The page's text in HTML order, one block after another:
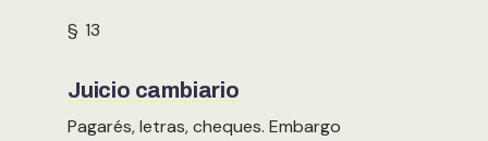
§ 13
Juicio cambiario
Pagarés, letras, cheques. Embargo